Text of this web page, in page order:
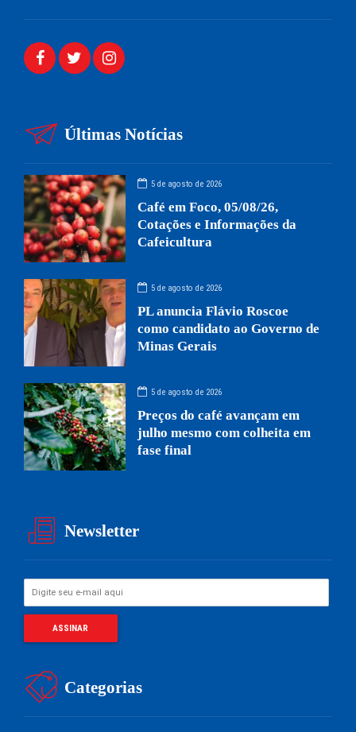
Últimas Notícias
5 de agosto de 2026
Café em Foco, 05/08/26,
Cotações e Informações da
Cafeicultura
5 de agosto de 2026
PL anuncia Flávio Roscoe
como candidato ao Governo de
Minas Gerais
5 de agosto de 2026
Preços do café avançam em
julho mesmo com colheita em
fase final
Newsletter
Categorias